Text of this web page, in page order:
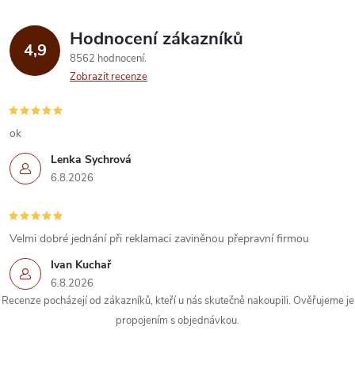
d
a
c
í
p
r
v
k
y
4,9 Hodnocení zákazníků
8562 hodnocení
Zobrazit recenze
Lenka Sychrová
6.8.2026
ok
Ivan Kuchař
6.8.2026
Velmi dobré jednání při reklamaci zaviněnou přepravní firmou
Recenze pocházejí od zákazníků, kteří u nás skutečně nakoupili. Ověřujeme je
propojením s objednávkou.